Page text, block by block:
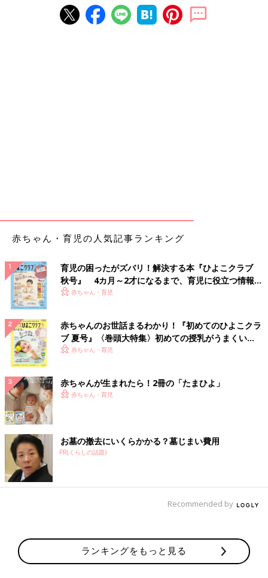
赤ちゃん・育児の人気記事ランキング
育児の困ったがズバリ！解決する本『ひよこクラブ
秋号』 4カ月～2才になるまで、育児に役立つ情報が
いっぱい！
赤ちゃん・育児
赤ちゃんのお世話まるわかり！『初めてのひよこクラ
ブ 夏号』〈巻頭大特集〉初めての授乳がうまくい
く！ おっぱい・ミルクの基本と夏のトラブル 解決テ
赤ちゃん・育児
赤ちゃんが生まれたら！2冊の「たまひよ」
赤ちゃん・育児
お墓の撤去にいくらかかる？墓じまい費用
PR(くらしの話題)
Recommended by
ランキングをもっと見る